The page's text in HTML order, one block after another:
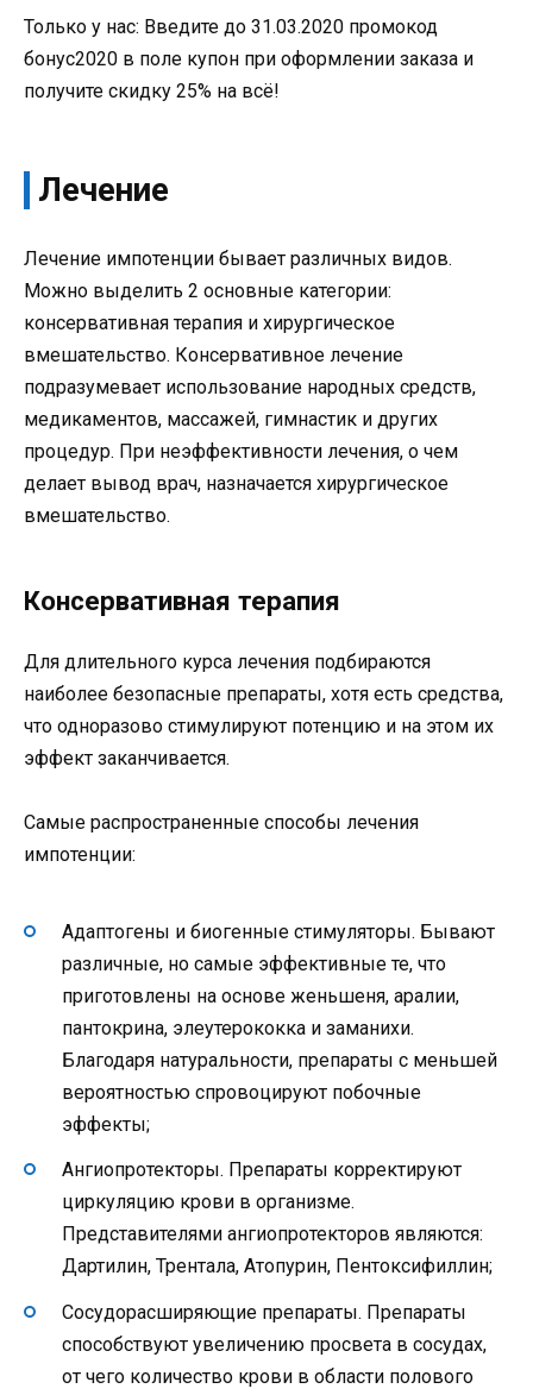
Только у нас: Введите до 31.03.2020 промокод
бонус2020 в поле купон при оформлении заказа и
получите скидку 25% на всё!
Лечение
Лечение импотенции бывает различных видов.
Можно выделить 2 основные категории:
консервативная терапия и хирургическое
вмешательство. Консервативное лечение
подразумевает использование народных средств,
медикаментов, массажей, гимнастик и других
процедур. При неэффективности лечения, о чем
делает вывод врач, назначается хирургическое
вмешательство.
Консервативная терапия
Для длительного курса лечения подбираются
наиболее безопасные препараты, хотя есть средства,
что одноразово стимулируют потенцию и на этом их
эффект заканчивается.
Самые распространенные способы лечения
импотенции:
Адаптогены и биогенные стимуляторы. Бывают
различные, но самые эффективные те, что
приготовлены на основе женьшеня, аралии,
пантокрина, элеутерококка и заманихи.
Благодаря натуральности, препараты с меньшей
вероятностью спровоцируют побочные
эффекты;
Ангиопротекторы. Препараты корректируют
циркуляцию крови в организме.
Представителями ангиопротекторов являются:
Дартилин, Трентала, Атопурин, Пентоксифиллин;
Сосудорасширяющие препараты. Препараты
способствуют увеличению просвета в сосудах,
от чего количество крови в области полового